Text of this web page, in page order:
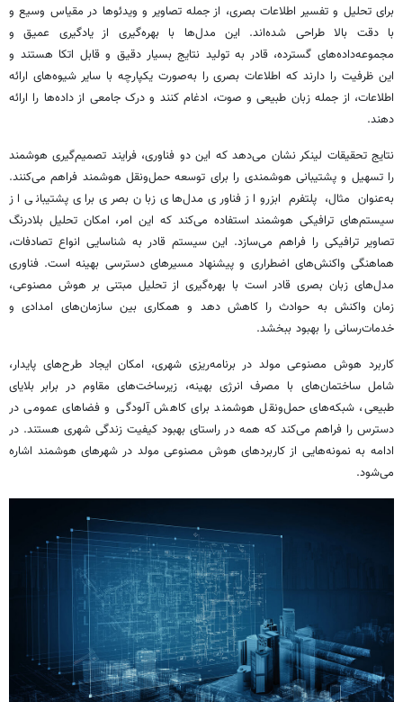
برای تحلیل و تفسیر اطلاعات بصری، از جمله تصاویر و ویدئوها در مقیاس وسیع و
با دقت بالا طراحی شده‌اند. این مدل‌ها با بهره‌گیری از یادگیری عمیق و
مجموعه‌داده‌های گسترده، قادر به تولید نتایج بسیار دقیق و قابل اتکا هستند و
این ظرفیت را دارند که اطلاعات بصری را به‌صورت یکپارچه با سایر شیوه‌های ارائه
اطلاعات، از جمله زبان طبیعی و صوت، ادغام کنند و درک جامعی از داده‌ها را ارائه
دهند.
نتایج تحقیقات لینکر نشان می‌دهد که این دو فناوری‌، فرایند تصمیم‌گیری هوشمند
را تسهیل و پشتیبانی هوشمندی را برای توسعه حمل‌ونقل هوشمند فراهم می‌کنند.
به‌عنوان مثال، پلتفرم ابزرو از فناوری مدل‌های زبان بصری برای پشتیبانی از
سیستم‌های ترافیکی هوشمند استفاده می‌کند که این امر، امکان تحلیل بلادرنگ
تصاویر ترافیکی را فراهم می‌سازد. این سیستم قادر به شناسایی انواع تصادفات،
هماهنگی واکنش‌های اضطراری و پیشنهاد مسیرهای دسترسی بهینه است. فناوری
مدل‌های زبان بصری قادر است با بهره‌گیری از تحلیل مبتنی بر هوش مصنوعی،
زمان واکنش به حوادث را کاهش دهد و همکاری بین سازمان‌های امدادی و
خدمات‌رسانی را بهبود ببخشد.
کاربرد هوش مصنوعی مولد در برنامه‌ریزی شهری، امکان ایجاد طرح‌های پایدار،
شامل ساختمان‌های با مصرف انرژی بهینه، زیرساخت‌های مقاوم در برابر بلایای
طبیعی، شبکه‌های حمل‌ونقل هوشمند برای کاهش آلودگی و فضاهای عمومی در
دسترس را فراهم می‌کند که همه در راستای بهبود کیفیت زندگی شهری هستند. در
ادامه به نمونه‌هایی از کاربردهای هوش مصنوعی مولد در شهرهای هوشمند اشاره
می‌شود.